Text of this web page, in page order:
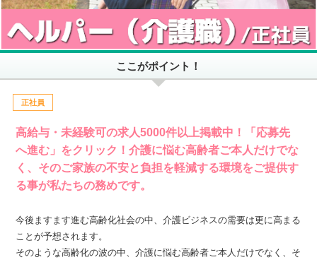
ここがポイント！
正社員
高給与・未経験可の求人5000件以上掲載中！「応募先
へ進む」をクリック！介護に悩む高齢者ご本人だけでな
く、そのご家族の不安と負担を軽減する環境をご提供す
る事が私たちの務めです。
今後ますます進む高齢化社会の中、介護ビジネスの需要は更に高まる
ことが予想されます。
そのような高齢化の波の中、介護に悩む高齢者ご本人だけでなく、そ